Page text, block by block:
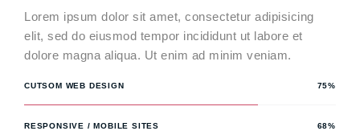
Lorem ipsum dolor sit amet, consectetur adipisicing
elit, sed do eiusmod tempor incididunt ut labore et
dolore magna aliqua. Ut enim ad minim veniam.
CUTSOM WEB DESIGN 75%
RESPONSIVE / MOBILE SITES 68%